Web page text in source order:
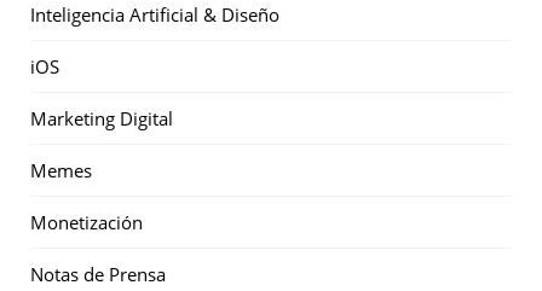
Inteligencia Artificial & Diseño
iOS
Marketing Digital
Memes
Monetización
Notas de Prensa